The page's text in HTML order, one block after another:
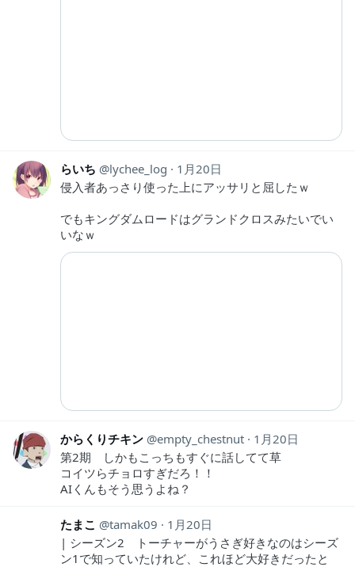
らいち lychee_log
1月20日
侵入者あっさり使った上にアッサリと屈したｗ
でもキングダムロードはグランドクロスみたいでい
いなｗ
からくりチキン empty_chestnut
1月20日
第2期 しかもこっちもすぐに話してて草
コイツらチョロすぎだろ！！
AIくんもそう思うよね？
たまこ tamak09
1月20日
| シーズン2 トーチャーがうさぎ好きなのはシーズ
ン1で知っていたけれど、これほど大好きだったと